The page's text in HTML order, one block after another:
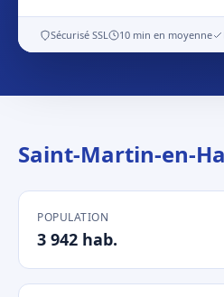
Sécurisé SSL 10 min en moyenne
Saint-Martin-en-
POPULATION
3 942 hab.